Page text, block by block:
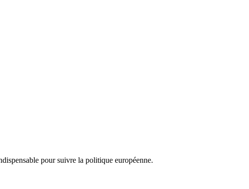
pour suivre la politique européenne.